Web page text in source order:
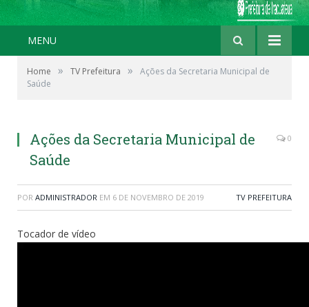
MENU
Home » TV Prefeitura »
Ações da Secretaria Municipal de
Saúde
Ações da Secretaria Municipal de
Saúde
0
POR ADMINISTRADOR EM 6 DE NOVEMBRO DE 2019 TV PREFEITURA
Tocador de vídeo